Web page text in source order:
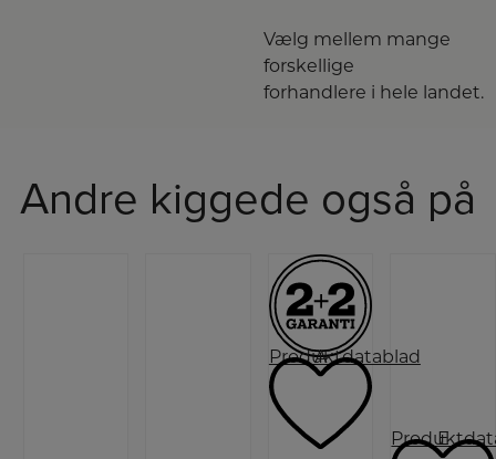
Vælg mellem mange
forskellige
forhandlere i hele landet.
Andre kiggede også på
A
Produktdatablad
E